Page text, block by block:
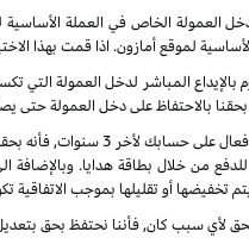
لموقع أمازون. اذا قمت بهذا
بالإيداع المباشر لدخل العمولة
بالاحتفاظ على دخل العمولة
للدفع من خلال بطاقة هدايا.
تخفيضها أو تقليلها بموجب الاتفاقية
لأي سبب كان, فأننا نحتفظ بحق